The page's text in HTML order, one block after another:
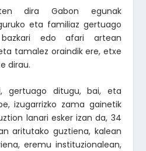
dira Gabon egunak
eta familiaz gertuago
bazkari edo afari artean
tamalez oraindik ere, etxe
dirau.
gertuago ditugu, bai, eta
izugarrizko zama gainetik
lanari esker izan da, 34
aritutako guztiena, kalean
eremu instituzionalean,